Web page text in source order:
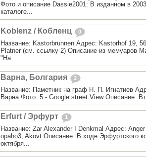
Фото и описание Dassie2001: В изданном в
каталоге...
Koblenz / Кобленц 0
Название: Kastorbrunnen Адрес: Kastorhof 19,
Platner (см. ссылку 2) Описание из мемуаров
"На...
Варна, Болгария 2
Название: Паметник на граф Н. П. Игнатиев
Варна Фото: 5 - Google street View Описание:
Erfurt / Эрфурт 1
Название: Zar Alexander I Denkmal Адрес:
opaho3, Akovt Описание: В ходе Эрфуртского
октября...